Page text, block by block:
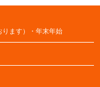
ます）・年末年始